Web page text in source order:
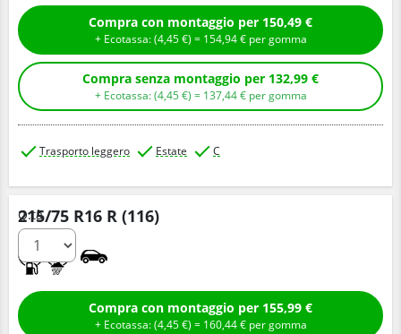
Compra con montaggio per 150,49 €
+ Ecotassa: (4,45€ ) = 154,94€ per gomma
Compra senza montaggio per 132,99 €
+ Ecotassa: (4,45€ ) = 137,44€ per gomma
Trasporto leggero Estate C
215/75 R16 R (116)
Q.tà
Compra con montaggio per 155,99 €
+ Ecotassa: (4,45€ ) = 160,44€ per gomma